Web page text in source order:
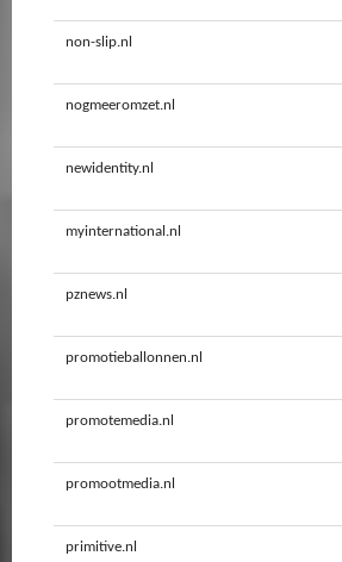
non-slip.nl
nogmeeromzet.nl
newidentity.nl
myinternational.nl
pznews.nl
promotieballonnen.nl
promotemedia.nl
promootmedia.nl
primitive.nl